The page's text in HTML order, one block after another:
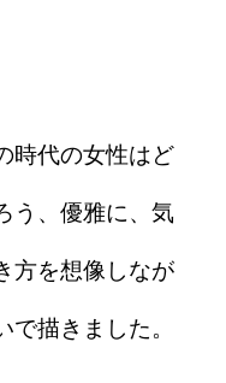
時代の女性はど
う、優雅に、気
方を想像しなが
描きました。